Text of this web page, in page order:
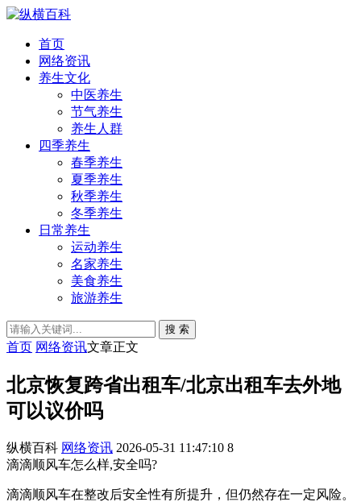
首页
网络资讯
养生文化
中医养生
节气养生
养生人群
四季养生
春季养生
夏季养生
秋季养生
冬季养生
日常养生
运动养生
名家养生
美食养生
旅游养生
搜 索
首页 网络资讯文章正文
北京恢复跨省出租车/北京出租车去外地
可以议价吗
纵横百科 网络资讯 2026-05-31 11:47:10 8
滴滴顺风车怎么样,安全吗?
滴滴顺风车在整改后安全性有所提升，但仍然存在一定风险。